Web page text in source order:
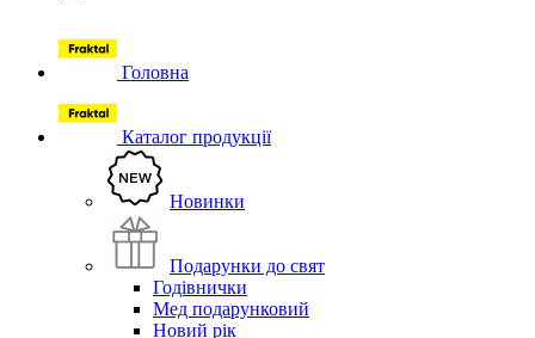
Головна
Каталог продукції
Новинки
Подарунки до свят
Годівнички
Мед подарунковий
Новий рік